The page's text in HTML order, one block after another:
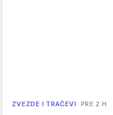
ZVEZDE I TRAČEVI PRE 2 H